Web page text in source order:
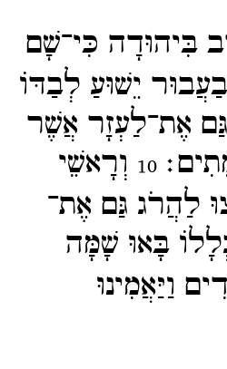
בִּיהוּדָה כִּי־​שָׁם
יֵשׁוּעַ לְבַדּוֹ
אֶת־​לַעְזָר אֲשֶׁר
10 וְרָאשֵׁי
לַהֲרֹג גַּם אֶת־​
בָּאוּ שָׁמָּה
וַיַּאֲמִינוּ